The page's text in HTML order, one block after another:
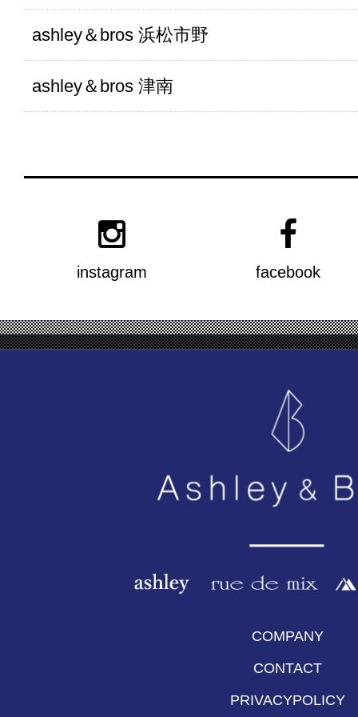
ashley＆bros 浜松市野
ashley＆bros 津南
instagram facebook
COMPANY
CONTACT
PRIVACYPOLICY